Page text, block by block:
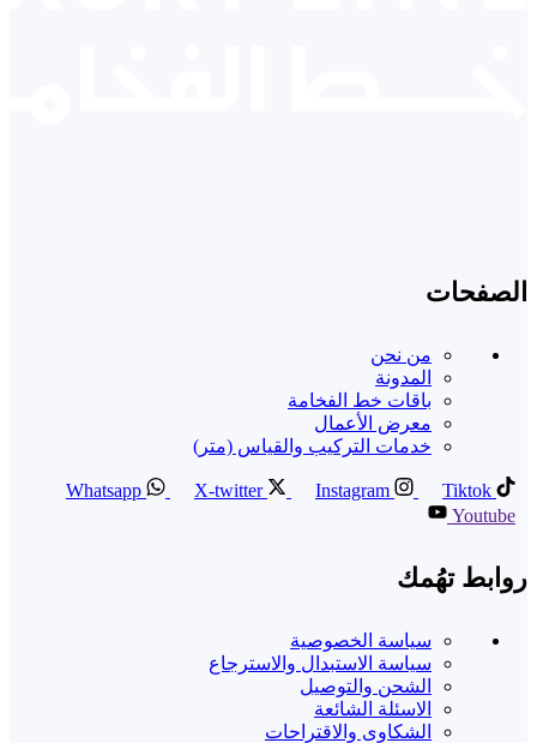
الصفحات
من نحن
المدونة
باقات خط الفخامة
معرض الأعمال
خدمات التركيب والقياس (متر)
Whatsapp X-twitter Instagram
Tiktok
Youtube
روابط تهُمك
سياسة الخصوصية
سياسة الاستبدال والاسترجاع
الشحن والتوصيل
الاسئلة الشائعة
الشكاوى والاقتراحات